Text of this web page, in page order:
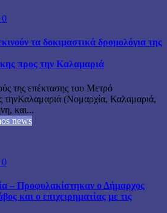
0
τα δοκιμαστικά δρομολόγια της
προς την Καλαμαριά
της επέκτασης του Μετρό
τηνΚαλαμαριά (Νομαρχία, Καλαμαριά,
και...
news
0
– Προφυλακίστηκαν ο Δήμαρχος
και ο επιχειρηματίας με τις